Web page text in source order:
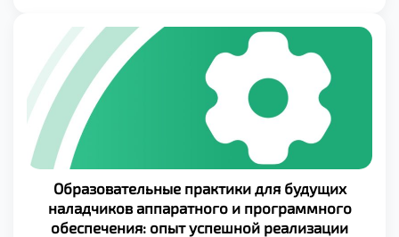
аппаратные и программные решения в единую
функциональную систему. Именно наладчики
аппаратного и программного обеспечения выступают
ключевыми фигурами в этом процессе, обеспечивая
стабильность и […]
Образовательные практики для будущих
наладчиков аппаратного и программного
обеспечения: опыт успешной реализации